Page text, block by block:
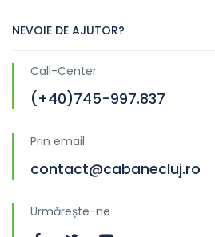
NEVOIE DE AJUTOR?
Call-Center
(+40)745-997.837
Prin email
contact@cabanecluj.ro
Urmărește-ne